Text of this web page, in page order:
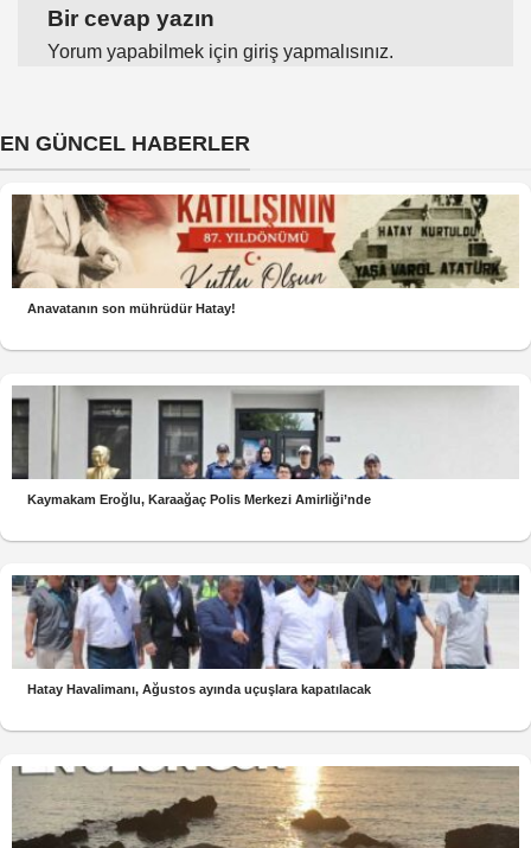
Bir cevap yazın
Yorum yapabilmek için giriş yapmalısınız.
EN GÜNCEL HABERLER
Anavatanın son mührüdür Hatay!
Kaymakam Eroğlu, Karaağaç Polis Merkezi Amirliği’nde
Hatay Havalimanı, Ağustos ayında uçuşlara kapatılacak